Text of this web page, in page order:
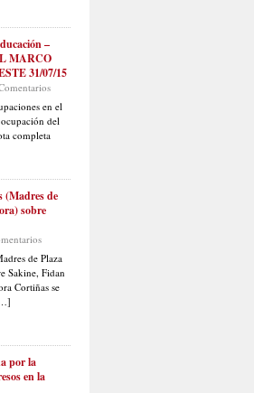
–
MARCO
31/07/15
en el
del
completa
(Madres de
sobre
de Plaza
Sakine, Fidan
Cortiñas se
por la
en la